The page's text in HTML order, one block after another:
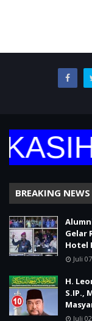
BREAKING NEWS
Gelar
Hotel
Juli
H.
S.IP.,
Juli